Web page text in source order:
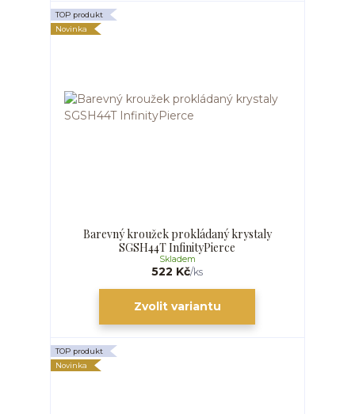
TOP produkt
Novinka
Barevný kroužek prokládaný krystaly
SGSH44T InfinityPierce
522 Kč/ks
Skladem
Zvolit variantu
TOP produkt
Novinka